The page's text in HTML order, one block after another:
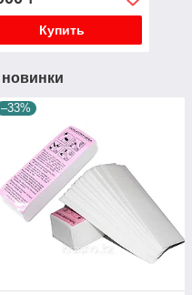
Купить
–33%